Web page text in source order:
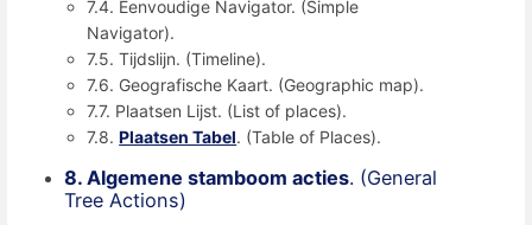
7.4. Eenvoudige Navigator. (Simple
Navigator).
7.5. Tijdslijn. (Timeline).
7.6. Geografische Kaart. (Geographic map).
7.7. Plaatsen Lijst. (List of places).
7.8.Plaatsen Tabel. (Table of Places).
8. Algemene stamboom acties. (General
Tree Actions)